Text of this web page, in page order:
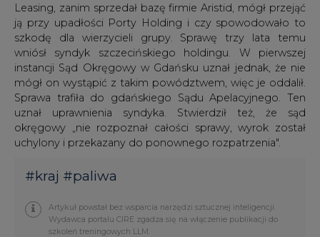
Leasing, zanim sprzedał bazę firmie Aristid, mógł przejąć
ją przy upadłości Porty Holding i czy spowodowało to
szkodę dla wierzycieli grupy. Sprawę trzy lata temu
wniósł syndyk szczecińskiego holdingu. W pierwszej
instancji Sąd Okręgowy w Gdańsku uznał jednak, że nie
mógł on wystąpić z takim powództwem, więc je oddalił.
Sprawa trafiła do gdańskiego Sądu Apelacyjnego. Ten
uznał uprawnienia syndyka. Stwierdził też, że sąd
okręgowy „nie rozpoznał całości sprawy, wyrok został
uchylony i przekazany do ponownego rozpatrzenia".
#kraj #paliwa
Artykuł powstał bez wsparcia narzędzi sztucznej inteligencji.
Wydawca portalu CIRE zgadza się na włączenie publikacji do
szkoleń treningowych LLM.